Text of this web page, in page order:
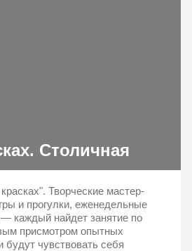
Столичная
Творческие мастер-
и прогулки, еженедельные
— каждый найдет занятие по
присмотром опытных
будут чувствовать себя